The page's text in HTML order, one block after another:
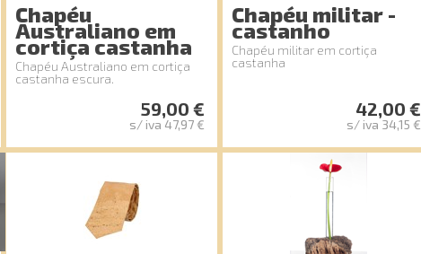
Chapéu
Australiano em
cortiça castanha
Chapéu Australiano em cortiça
castanha escura.
59,00 €
s/ iva 47,97 €
Chapéu militar -
castanho
Chapéu militar em cortiça
castanha
42,00 €
s/ iva 34,15 €